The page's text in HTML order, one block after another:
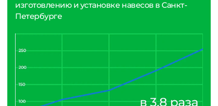
изготовлению и установке навесов в Санкт-
Петербурге